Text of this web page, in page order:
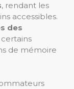
, rendant les
accessibles.
des
certains
de mémoire